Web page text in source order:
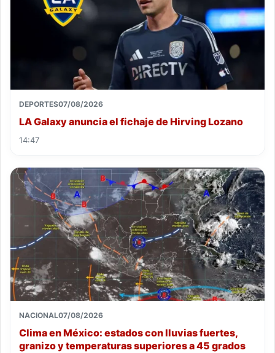
DEPORTES07/08/2026
LA Galaxy anuncia el fichaje de Hirving Lozano
14:47
NACIONAL07/08/2026
Clima en México: estados con lluvias fuertes,
granizo y temperaturas superiores a 45 grados